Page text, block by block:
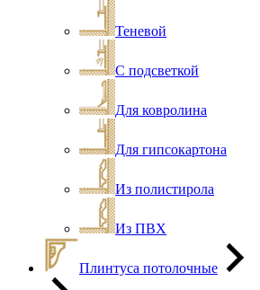
Теневой
С подсветкой
Для ковролина
Для гипсокартона
Из полистирола
Из ПВХ
Плинтуса потолочные